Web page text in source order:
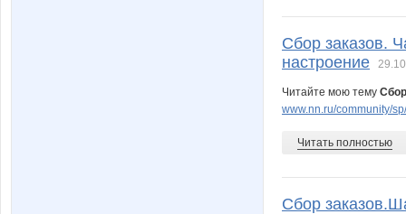
Сбор заказов.
настроение
Читайте мою тему
www.nn.ru/community/
Читать полностью
Сбор